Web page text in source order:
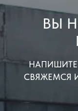
ВЫ
СВЯЖЕМСЯ